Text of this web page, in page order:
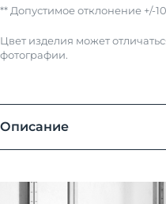
** Допустимое отклонение +/-
Цвет изделия может
фотографии.
Описание
широкого использования
офисов, аудиторий,